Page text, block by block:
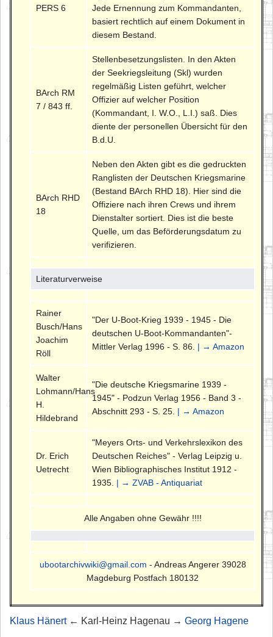
PERS 6
Jede Ernennung zum Kommandanten,
basiert rechtlich auf einem Dokument in
diesem Bestand.
BArch RM
7 / 843 ff.
Stellenbesetzungslisten. In den Akten
der Seekriegsleitung (Skl) wurden
regelmäßig Listen geführt, welcher
Offizier auf welcher Position
(Kommandant, I. W.O., L.I.) saß. Dies
diente der personellen Übersicht für den
B.d.U.
BArch RHD
18
Neben den Akten gibt es die gedruckten
Ranglisten der Deutschen Kriegsmarine
(Bestand BArch RHD 18). Hier sind die
Offiziere nach ihren Crews und ihrem
Dienstalter sortiert. Dies ist die beste
Quelle, um das Beförderungsdatum zu
verifizieren.
Literaturverweise
Rainer
Busch/Hans
Joachim
Röll
"Der U-Boot-Krieg 1939 - 1945 - Die
deutschen U-Boot-Kommandanten"-
Mittler Verlag 1996 - S. 86. | → Amazon
Walter
Lohmann/Hans
H.
Hildebrand
"Die deutsche Kriegsmarine 1939 -
1945" - Podzun Verlag 1956 - Band 3 -
Abschnitt 293 - S. 25. | → Amazon
Dr. Erich
Uetrecht
"Meyers Orts- und Verkehrslexikon des
Deutschen Reiches" - Verlag Leipzig u.
Wien Bibliographisches Institut 1912 -
1935. | → ZVAB - Antiquariat
Alle Angaben ohne Gewähr !!!!
ubootarchivwiki@gmail.com - Andreas Angerer 39028
Magdeburg Postfach 180132
Klaus Hänert← Karl-Heinz Hagenau → Georg Hagene